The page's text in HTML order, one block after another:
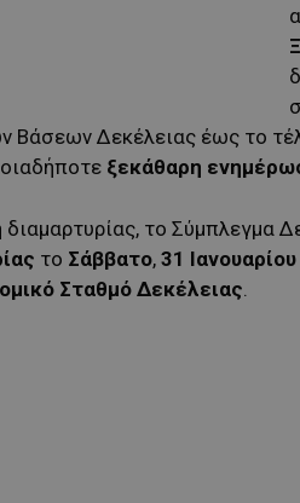
Βάσεων Δεκέλειας έως το
ξεκάθαρη
διαμαρτυρίας, το Σύμπλεγμα
το Σάββατο, 31
Σταθμό Δεκέλειας.